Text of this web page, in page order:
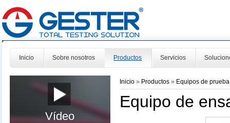
Inicio Sobre nosotros Productos Servicios
Vídeo
Inicio » Productos» Equipos de
Equipo de